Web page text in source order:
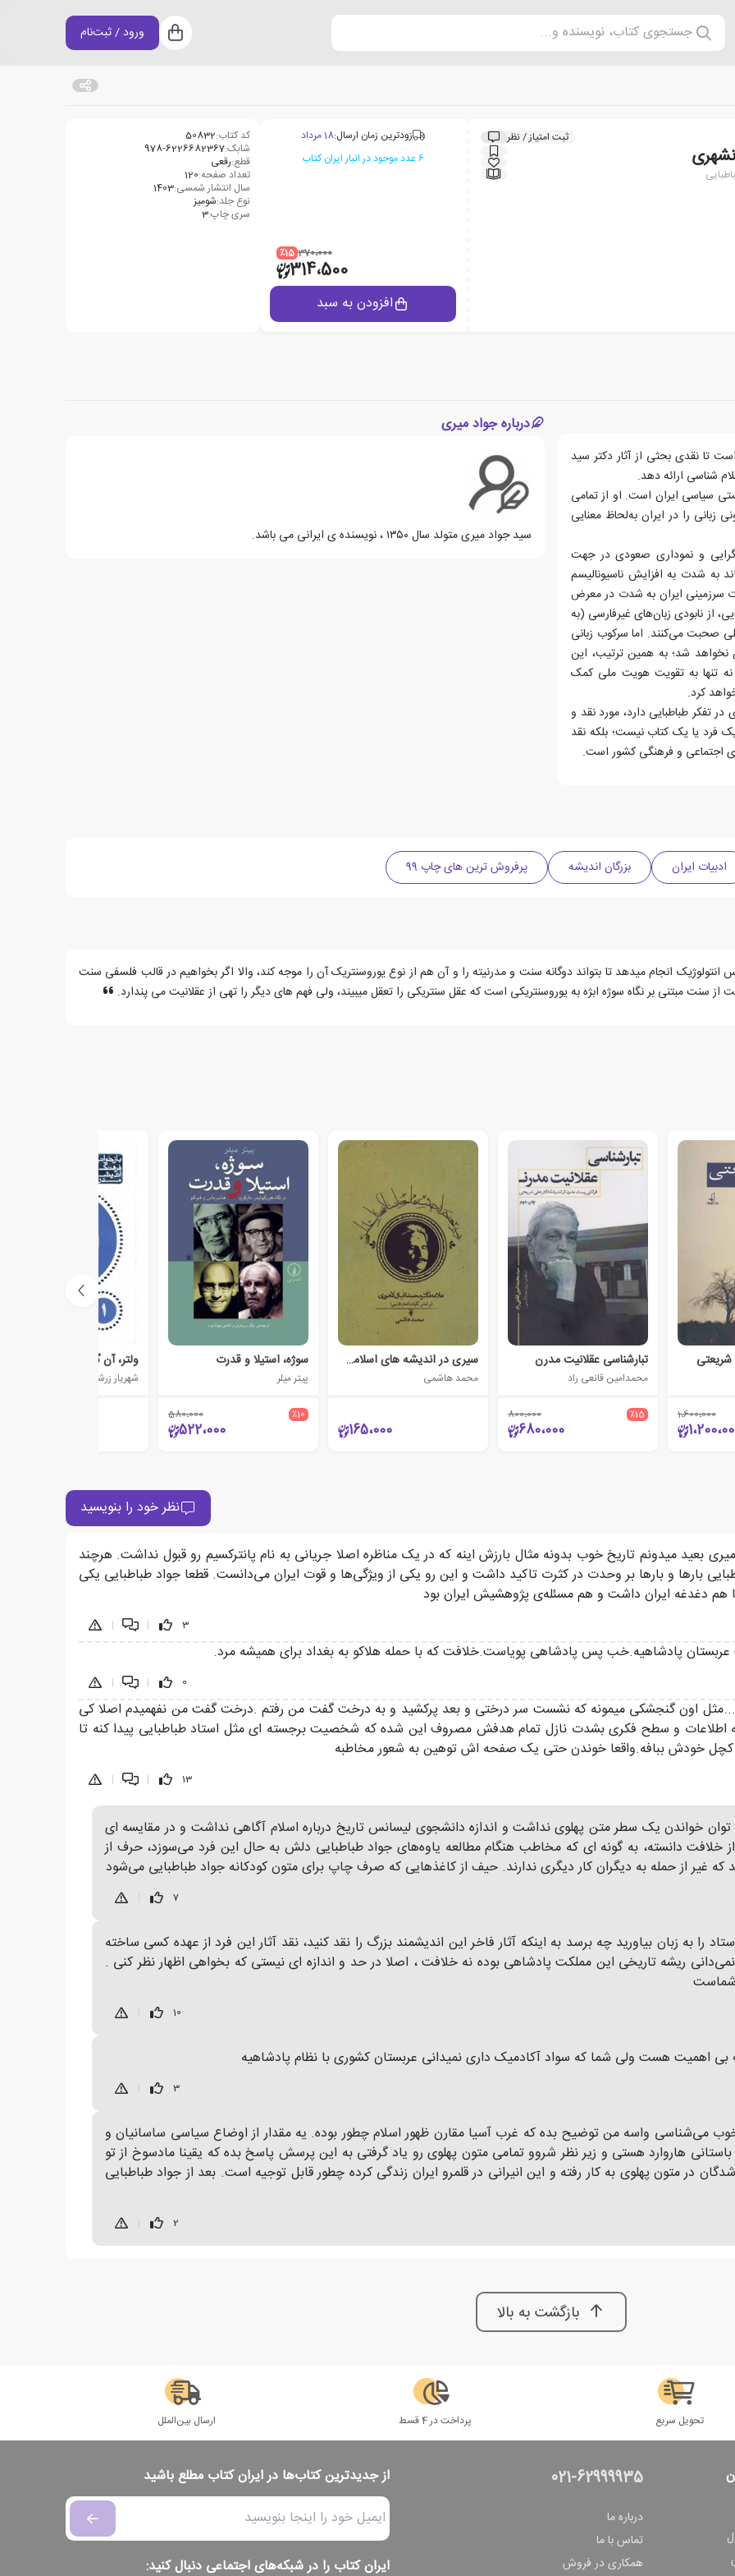
جستجوی کتاب، نویسنده و... سبد خرید
ورود / ثبت‌نام
ثبت امتیاز / نظر زودترین زمان ارسال:18 مرداد
6 عدد موجود در انبار ایران کتاب
370،000 ٪15
314،500
افزودن به سبد
کد کتاب:50832
شابک:978-6226682367
قطع:رقعی
تعداد صفحه:120
سال انتشار شمسی:1403
نوع جلد:شومیز
سری چاپ:3
تا نقدی بحثی از آثار دکتر سید
شناسی ارائه دهد.
سیاسی ایران است. او از تمامی
زبانی را در ایران به‌لحاظ معنایی
و نموداری صعودی در جهت
به شدت به افزایش ناسیونالیسم
سرزمینی ایران به شدت در معرض
از نابودی زبان‌های غیرفارسی (به
صحبت می‌کنند. اما سرکوب زبانی
نخواهد شد؛ به همین ترتیب، این
تنها به تقویت هویت ملی کمک
کرد.
تفکر طباطبایی دارد، مورد نقد و
یک فرد یا یک کتاب نیست؛ بلکه نقد
اجتماعی و فرهنگی کشور است.
درباره جواد میری
سید جواد میری متولد سال ‏‫۱۳۵۰ ، نویسنده ی ایرانی می باشد.
ادبیات ایران بزرگان اندیشه پرفروش ترین های چاپ 99
انجام میدهد تا بتواند دوگانه سنت و مدرنیته را و آن هم از نوع یوروسنتریک آن را موجه کند، والا اگر بخواهیم در قالب فلسفی سنت
از سنت مبتنی بر نگاه سوژه ابژه به یوروسنتریکی است که عقل سنتریکی را تعقل میبیند، ولی فهم های دیگر را تهی از عقلانیت می پندارد.
1،600،000
تبارشناسی عقلانیت مدرن
محمدامین قانعی راد
٪15 800،000
680،000
سیری در اندیشه های اسلامی اجتماعی علامه دکتر محمداقبال لاهوری
محمد هاشمی
165،000
سوژه، استیلا و قدرت
پیتر میلر
٪10 580،000
522،000
ولتر، آن گونه که بود
شهریار زرشناس
نظر خود را بنویسید
بعید میدونم تاریخ خوب بدونه مثال بارزش اینه که در یک مناظره اصلا جریانی به نام پانترکسیم رو قبول نداشت. هرچند
بارها و بارها بر وحدت در کثرت تاکید داشت و این رو یکی از ویژگی‌ها و قوت ایران می‌دانست. قطعا جواد طباطبایی یکی
هم دغدغه ایران داشت و هم مسئله‌ی پژوهشیش ایران بود
3
|
|
پادشاهیه.خب پس پادشاهی پویاست.خلافت که با حمله هلاکو به بغداد برای همیشه مرد.
0
|
|
...مثل اون گنجشکی میمونه که نشست سر درختی و بعد پرکشید و به درخت گفت من رفتم .درخت گفت من نفهمیدم اصلا کی
اطلاعات و سطح فکری بشدت نازل تمام هدفش مصروف این شده که شخصیت برجسته ای مثل استاد طباطبایی پیدا کنه تا
سر کچل خودش ببافه.واقعا خوندن حتی یک صفحه اش توهین به شعور مخاطبه
13
|
|
توان خواندن یک سطر متن پهلوی نداشت و اندازه دانشجوی لیسانس تاریخ درباره اسلام آگاهی نداشت و در مقایسه ای
خلافت دانسته، به گونه ای که مخاطب هنگام مطالعه یاوه‌های جواد طباطبایی دلش به حال این فرد می‌سوزد، حرف از
غیر از حمله به دیگران کار دیگری ندارند. حیف از کاغذهایی که صرف چاپ برای متون کودکانه جواد طباطبایی می‌شود
7
را به زبان بیاورید چه برسد به اینکه آثار فاخر این اندیشمند بزرگ را نقد کنید، نقد آثار این فرد از عهده کسی ساخته
ریشه تاریخی این مملکت پادشاهی بوده نه خلافت ، اصلا در حد و اندازه ای نیستی که بخواهی اظهار نظر کنی .
شماست
10
بی اهمیت هست ولی شما که سواد آکادمیک داری نمیدانی عربستان کشوری با نظام پادشاهیه
3
می‌شناسی واسه من توضیح بده که غرب آسیا مقارن ظهور اسلام چطور بوده. یه مقدار از اوضاع سیاسی ساسانیان و
هاروارد هستی و زیر نظر شروو تمامی متون پهلوی رو یاد گرفتی به این پرسش پاسخ بده که یقینا مادسوخ از تو
در متون پهلوی به کار رفته و این انیرانی در قلمرو ایران زندگی کرده چطور قابل توجیه است. بعد از جواد طباطبایی
2
بازگشت به بالا
تحویل سریع پرداخت در 4 قسط ارسال بین‌الملل
021-62999935
درباره ما
تماس با ما
همکاری در فروش
از جدیدترین کتاب‌ها در ایران کتاب مطلع باشید
ایران کتاب را در شبکه‌های اجتماعی دنبال کنید: